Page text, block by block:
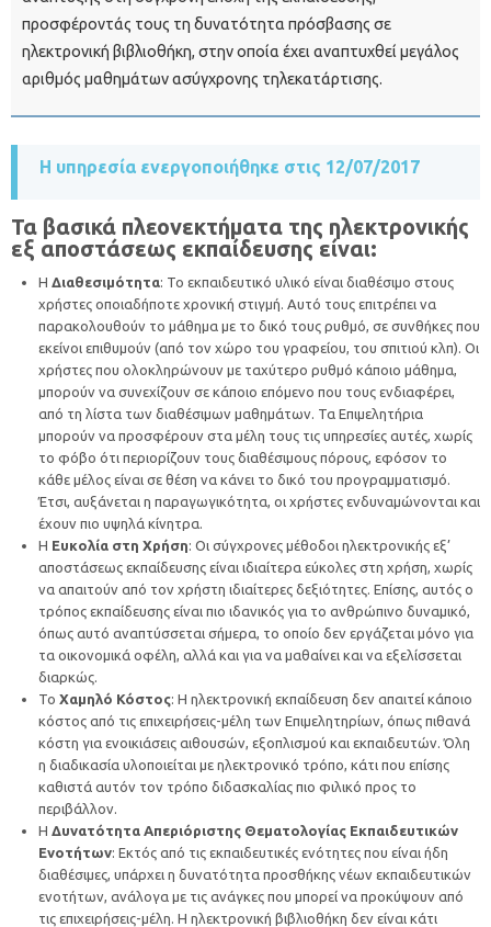
προσφέροντάς τους τη δυνατότητα πρόσβασης σε
ηλεκτρονική βιβλιοθήκη, στην οποία έχει αναπτυχθεί μεγάλος
αριθμός μαθημάτων ασύγχρονης τηλεκατάρτισης.
Η υπηρεσία ενεργοποιήθηκε στις 12/07/2017
Τα βασικά πλεονεκτήματα της ηλεκτρονικής
εξ αποστάσεως εκπαίδευσης είναι:
Η Διαθεσιμότητα: Το εκπαιδευτικό υλικό είναι διαθέσιμο στους
χρήστες οποιαδήποτε χρονική στιγμή. Αυτό τους επιτρέπει να
παρακολουθούν το μάθημα με το δικό τους ρυθμό, σε συνθήκες που
εκείνοι επιθυμούν (από τον χώρο του γραφείου, του σπιτιού κλπ). Οι
χρήστες που ολοκληρώνουν με ταχύτερο ρυθμό κάποιο μάθημα,
μπορούν να συνεχίζουν σε κάποιο επόμενο που τους ενδιαφέρει,
από τη λίστα των διαθέσιμων μαθημάτων. Τα Επιμελητήρια
μπορούν να προσφέρουν στα μέλη τους τις υπηρεσίες αυτές, χωρίς
το φόβο ότι περιορίζουν τους διαθέσιμους πόρους, εφόσον το
κάθε μέλος είναι σε θέση να κάνει το δικό του προγραμματισμό.
Έτσι, αυξάνεται η παραγωγικότητα, οι χρήστες ενδυναμώνονται και
έχουν πιο υψηλά κίνητρα.
Η Ευκολία στη Χρήση: Οι σύγχρονες μέθοδοι ηλεκτρονικής εξ’
αποστάσεως εκπαίδευσης είναι ιδιαίτερα εύκολες στη χρήση, χωρίς
να απαιτούν από τον χρήστη ιδιαίτερες δεξιότητες. Επίσης, αυτός ο
τρόπος εκπαίδευσης είναι πιο ιδανικός για το ανθρώπινο δυναμικό,
όπως αυτό αναπτύσσεται σήμερα, το οποίο δεν εργάζεται μόνο για
τα οικονομικά οφέλη, αλλά και για να μαθαίνει και να εξελίσσεται
διαρκώς.
Το Χαμηλό Κόστος: Η ηλεκτρονική εκπαίδευση δεν απαιτεί κάποιο
κόστος από τις επιχειρήσεις-μέλη των Επιμελητηρίων, όπως πιθανά
κόστη για ενοικιάσεις αιθουσών, εξοπλισμού και εκπαιδευτών. Όλη
η διαδικασία υλοποιείται με ηλεκτρονικό τρόπο, κάτι που επίσης
καθιστά αυτόν τον τρόπο διδασκαλίας πιο φιλικό προς το
περιβάλλον.
Η Δυνατότητα Απεριόριστης Θεματολογίας Εκπαιδευτικών
Ενοτήτων: Εκτός από τις εκπαιδευτικές ενότητες που είναι ήδη
διαθέσιμες, υπάρχει η δυνατότητα προσθήκης νέων εκπαιδευτικών
ενοτήτων, ανάλογα με τις ανάγκες που μπορεί να προκύψουν από
τις επιχειρήσεις-μέλη. Η ηλεκτρονική βιβλιοθήκη δεν είναι κάτι